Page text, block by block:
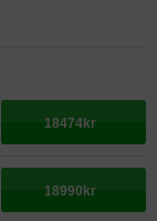
18474kr
18990kr